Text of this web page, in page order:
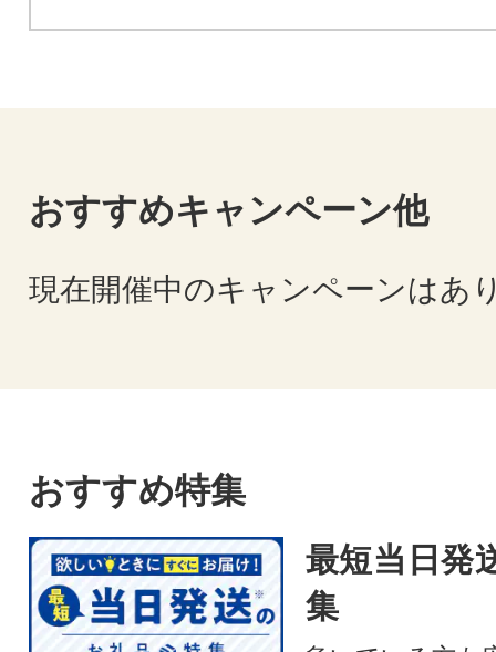
おすすめキャンペーン他
現在開催中のキャンペーンはあ
おすすめ特集
最短当日発
集